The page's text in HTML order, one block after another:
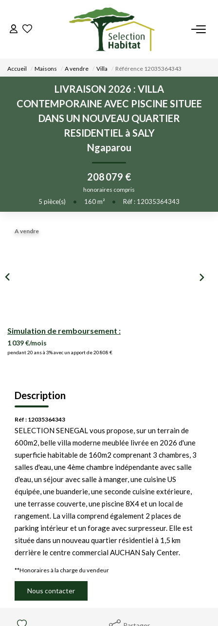
ACCUEIL
NOS BIENS
VENDRE UN BIEN
DÉPOSEZ VOTRE RECHERCHE
NOUS REJOINDRE
CONTACT
Accueil Maisons A vendre Villa Référence 12035364343
LIVRAISON 2026 : VILLA
CONTEMPORAINE AVEC PISCINE SITUEE
DANS UN NOUVEAU QUARTIER
RESIDENTIEL à SALY
Ngaparou
208 079 €
honoraires compris
5 pièce(s) • 160m² • Réf : 12035364343
A vendre
Simulation de remboursement :
1 039 €/mois
pendant 20 ans à 3% avec un apport de 20 808 €
Description
Réf : 12035364343
SELECTION SENEGAL vous propose, sur un terrain de
600m2, belle villa moderne meublée livrée en 2026 d'une
superficie habitable de 160m2 comprenant 3 chambres, 3
salles d'eau, une 4ème chambre indépendante avec salle
d'eau, un séjour avec salle à manger, une cuisine US
équipée, une buanderie, une seconde cuisine extérieure,
une terrasse couverte, une piscine 8X4 et un local de
rangement. La villa comprend également 2 places de
parking intérieur et un forage avec surpresseur. Elle est
située dans un nouveau quartier résidentiel à 1,5 km
derrière le centre commercial AUCHAN Saly Center.
**Honoraires à la charge du vendeur
Nous contacter